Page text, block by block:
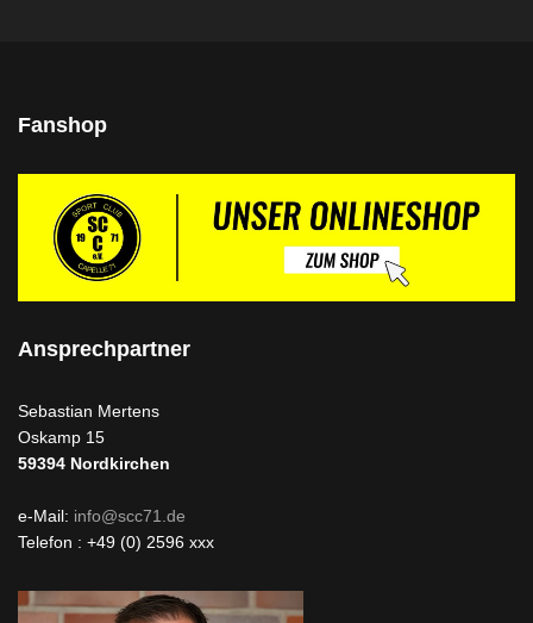
Fanshop
Ansprechpartner
Sebastian Mertens
Oskamp 15
59394 Nordkirchen
e-Mail: info@scc71.de
Telefon : +49 (0) 2596 xxx